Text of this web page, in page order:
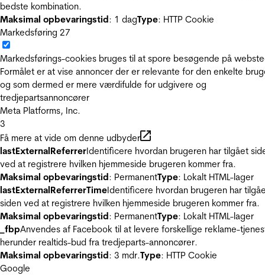
bedste kombination.
Maksimal opbevaringstid: 1 dagType: HTTP Cookie
Markedsføring 27
Markedsførings-cookies bruges til at spore besøgende på
Formålet er at vise annoncer der er relevante for den enkelte
og som dermed er mere værdifulde for udgivere og
tredjepartsannoncører
Meta Platforms, Inc.
3
Få mere at vide om denne udbyder
lastExternalReferrerIdentificere hvordan brugeren har tilgået
ved at registrere hvilken hjemmeside brugeren kommer fra.
Maksimal opbevaringstid: PermanentType: Lokalt HTML-lager
lastExternalReferrerTimeIdentificere hvordan brugeren har
siden ved at registrere hvilken hjemmeside brugeren kommer fra.
Maksimal opbevaringstid: PermanentType: Lokalt HTML-lager
_fbpAnvendes af Facebook til at levere forskellige reklame-
herunder realtids-bud fra tredjeparts-annoncører.
Maksimal opbevaringstid: 3 mdr.Type: HTTP Cookie
Google